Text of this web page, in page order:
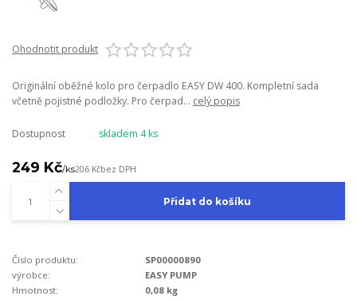
Ohodnotit produkt
Originální oběžné kolo pro čerpadlo EASY DW 400. Kompletní sada
včetně pojistné podložky. Pro čerpad... celý popis
Dostupnost skladem 4 ks
249 Kč/ks206 Kčbez DPH
Přidat do košíku
Číslo produktu:
SP00000890
výrobce:
EASY PUMP
Hmotnost:
0,08 kg